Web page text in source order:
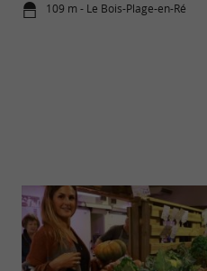
109 m - Le Bois-Plage-en-Ré